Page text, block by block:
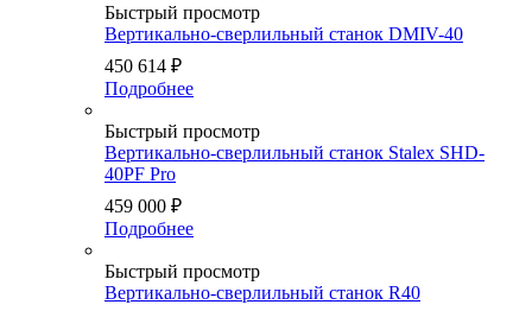
Быстрый просмотр
Вертикально-сверлильный станок DMIV-40
450 614 ₽
Подробнее
Быстрый просмотр
Вертикально-сверлильный станок Stalex SHD-
40PF Pro
459 000 ₽
Подробнее
Быстрый просмотр
Вертикально-сверлильный станок R40